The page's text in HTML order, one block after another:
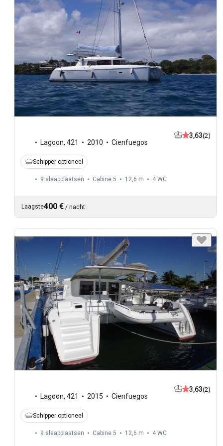
Lagoon, 421 2010 Cienfuegos
3,63(2)
Schipper optioneel
9 slaapplaatsen Cabine 5 12,6 m 4 WC
Laagste400 € / nacht
Lagoon, 421 2015 Cienfuegos
3,63(2)
Schipper optioneel
9 slaapplaatsen Cabine 5 12,6 m 4 WC